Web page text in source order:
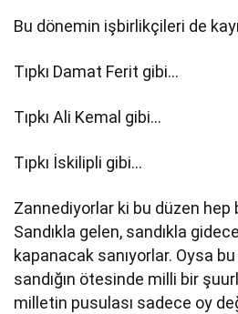
Bu dönemin işbirlikçileri de
Tıpkı Damat Ferit gibi…
Tıpkı Ali Kemal gibi…
Tıpkı İskilipli gibi…
Zannediyorlar ki bu düzen hep
Sandıkla gelen, sandıkla
kapanacak sanıyorlar. Oysa
sandığın ötesinde milli bir
milletin pusulası sadece oy